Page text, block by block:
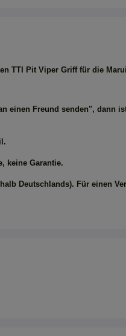
TTI Pit Viper Griff für die
einen Freund senden", dann
keine Garantie.
Deutschlands). Für einen